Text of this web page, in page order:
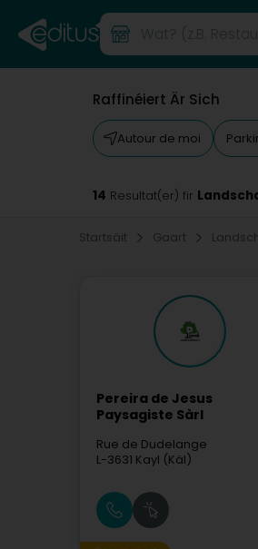
Raffinéiert Är Sich
Autour de moi
14 Resultat(er) fir
Startsäit Gaart
Pereira de Jesus
Paysagiste Sàrl
Rue de Dudelange
L-3631 Kayl (Käl)